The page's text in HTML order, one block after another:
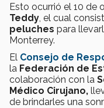
Esto ocurrió el 10 de
Teddy , el cual
peluches para
Monterrey.
El Consejo de
la Federación de
colaboración con la
Médico Cirujano,
de brindarles una